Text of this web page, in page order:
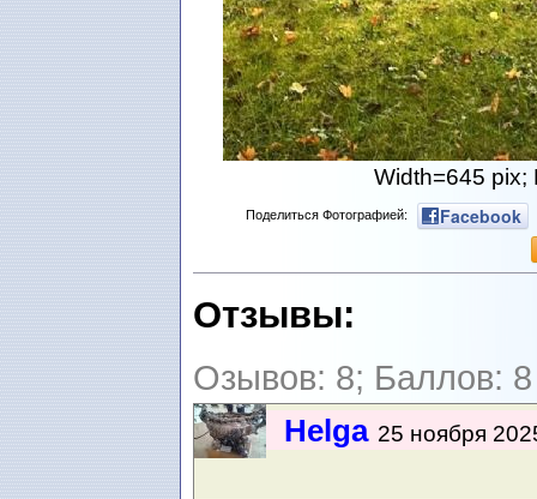
Width=645 pix;
Поделиться Фотографией: Facebook
Отзывы:
Озывов: 8; Баллов: 8
Helga 25 ноября